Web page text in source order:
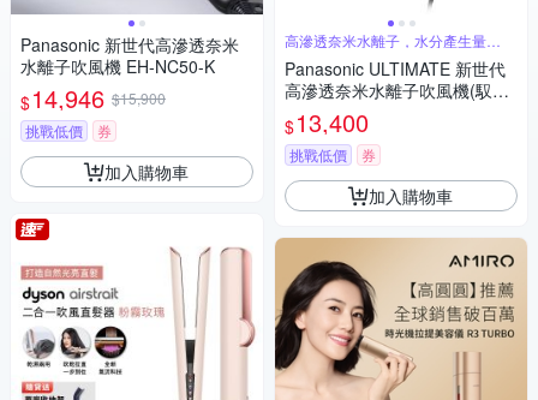
Panasonic 新世代高滲透奈米
水離子吹風機 EH-NC50-K
$14,946 $15,900
挑戰低價
券
加入購物車
高滲透奈米水離子，水分產生量
1800%
Panasonic ULTIMATE 新世代
高滲透奈米水離子吹風機(馭光
黑) EH-NC50-K
$13,400
挑戰低價 券
加入購物車